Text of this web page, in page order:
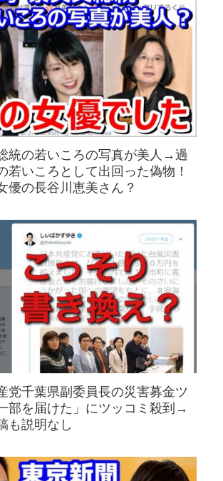
統の若いころの写真が美人→過
若いころとして出回った偽物！
優の長谷川恵美さん？
党千葉県副委員長の災害募金ツ
部を届けた」にツッコミ殺到→
も説明なし